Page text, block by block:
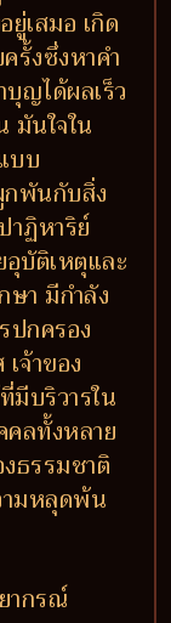
ยู่เสมอ เกิด
รั้งซึ่งหาคำ
ญได้ผลเร็ว
มันใจใน
บบ
กพันกับสิ่ง
าฏิหาริย์
อุบัติเหตุและ
ษา มีกำลัง
ปกครอง
จ้าของ
มีบริวารใน
ลทั้งหลาย
ธรรมชาติ
มหลุดพ้น
ากรณ์